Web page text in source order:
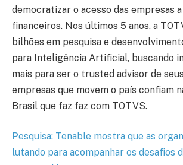
democratizar o acesso das empresas
financeiros. Nos últimos 5 anos, a
bilhões em pesquisa e
para Inteligência Artificial, buscando
mais para ser o trusted advisor de
empresas que movem o país confiam
Brasil que faz faz com TOTVS.
Pesquisa: Tenable mostra que as
lutando para acompanhar os desafios